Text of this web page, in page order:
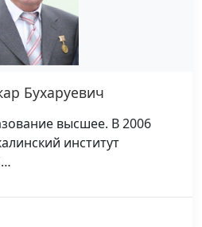
Бухаруевич
высшее. В 2006
институт